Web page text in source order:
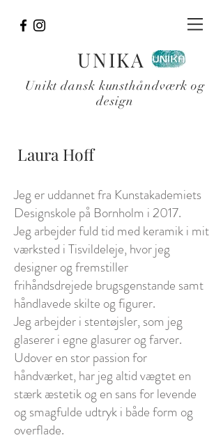
UNIKA
Unikt dansk kunsthåndværk og
design
Laura Hoff
Jeg er uddannet fra Kunstakademiets
Designskole på Bornholm i 2017.
Jeg arbejder fuld tid med keramik i mit
værksted i Tisvildeleje, hvor jeg
designer og fremstiller
frihåndsdrejede brugsgenstande samt
håndlavede skilte og figurer.
Jeg arbejder i stentøjsler, som jeg
glaserer i egne glasurer og farver.
Udover en stor passion for
håndværket, har jeg altid vægtet en
stærk æstetik og en sans for levende
og smagfulde udtryk i både form og
overflade.